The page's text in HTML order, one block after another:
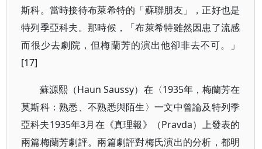
斯科。當時接待布萊希特的「蘇聯朋友」，正好也是
特列季亞科夫。那時候，「布萊希特雖然因患了流感
而很少去劇院，但梅蘭芳的演出他卻非去不可。」
[17]
蘇源熙（Haun Saussy）在〈1935年，梅蘭芳在
莫斯科：熟悉、不熟悉與陌生〉一文中曾論及特列季
亞科夫1935年3月在《真理報》（Pravda）上發表的
兩篇梅蘭芳劇評。兩篇劇評對梅氏演出的分析，都明